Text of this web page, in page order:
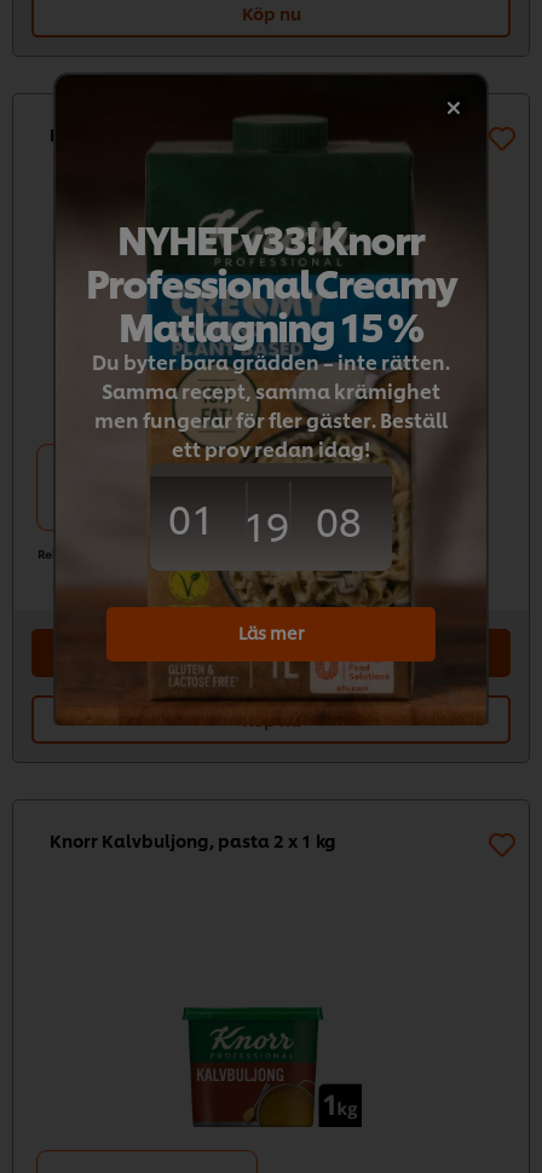
Köp nu
Knorr Bearnaisesås 1 x 3,75 kg
Rekommenderat pris
Knorr Kalvbuljong, pasta 2 x 1 kg
NYHET v33! Knorr
Professional Creamy
Matlagning 15 %
Du byter bara grädden – inte rätten.
Samma recept, samma krämighet
men fungerar för fler gäster. Beställ
ett prov redan idag!
01 19 08
Läs mer